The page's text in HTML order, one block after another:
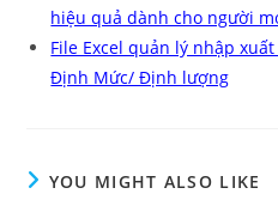
hiệu quả dành cho người
File Excel quản lý nhập
Định Mức/ Định lượng
YOU MIGHT ALSO LIKE